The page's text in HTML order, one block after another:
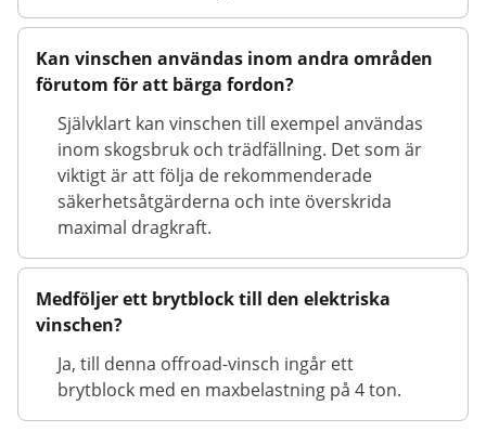
Kan vinschen användas inom andra områden
förutom för att bärga fordon?
Självklart kan vinschen till exempel användas
inom skogsbruk och trädfällning. Det som är
viktigt är att följa de rekommenderade
säkerhetsåtgärderna och inte överskrida
maximal dragkraft.
Medföljer ett brytblock till den elektriska
vinschen?
Ja, till denna offroad-vinsch ingår ett
brytblock med en maxbelastning på 4 ton.